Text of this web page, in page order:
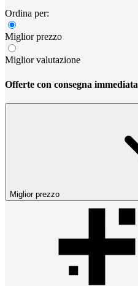
Ordina per:
Miglior prezzo
Miglior valutazione
Offerte con consegna immediata
Miglior prezzo